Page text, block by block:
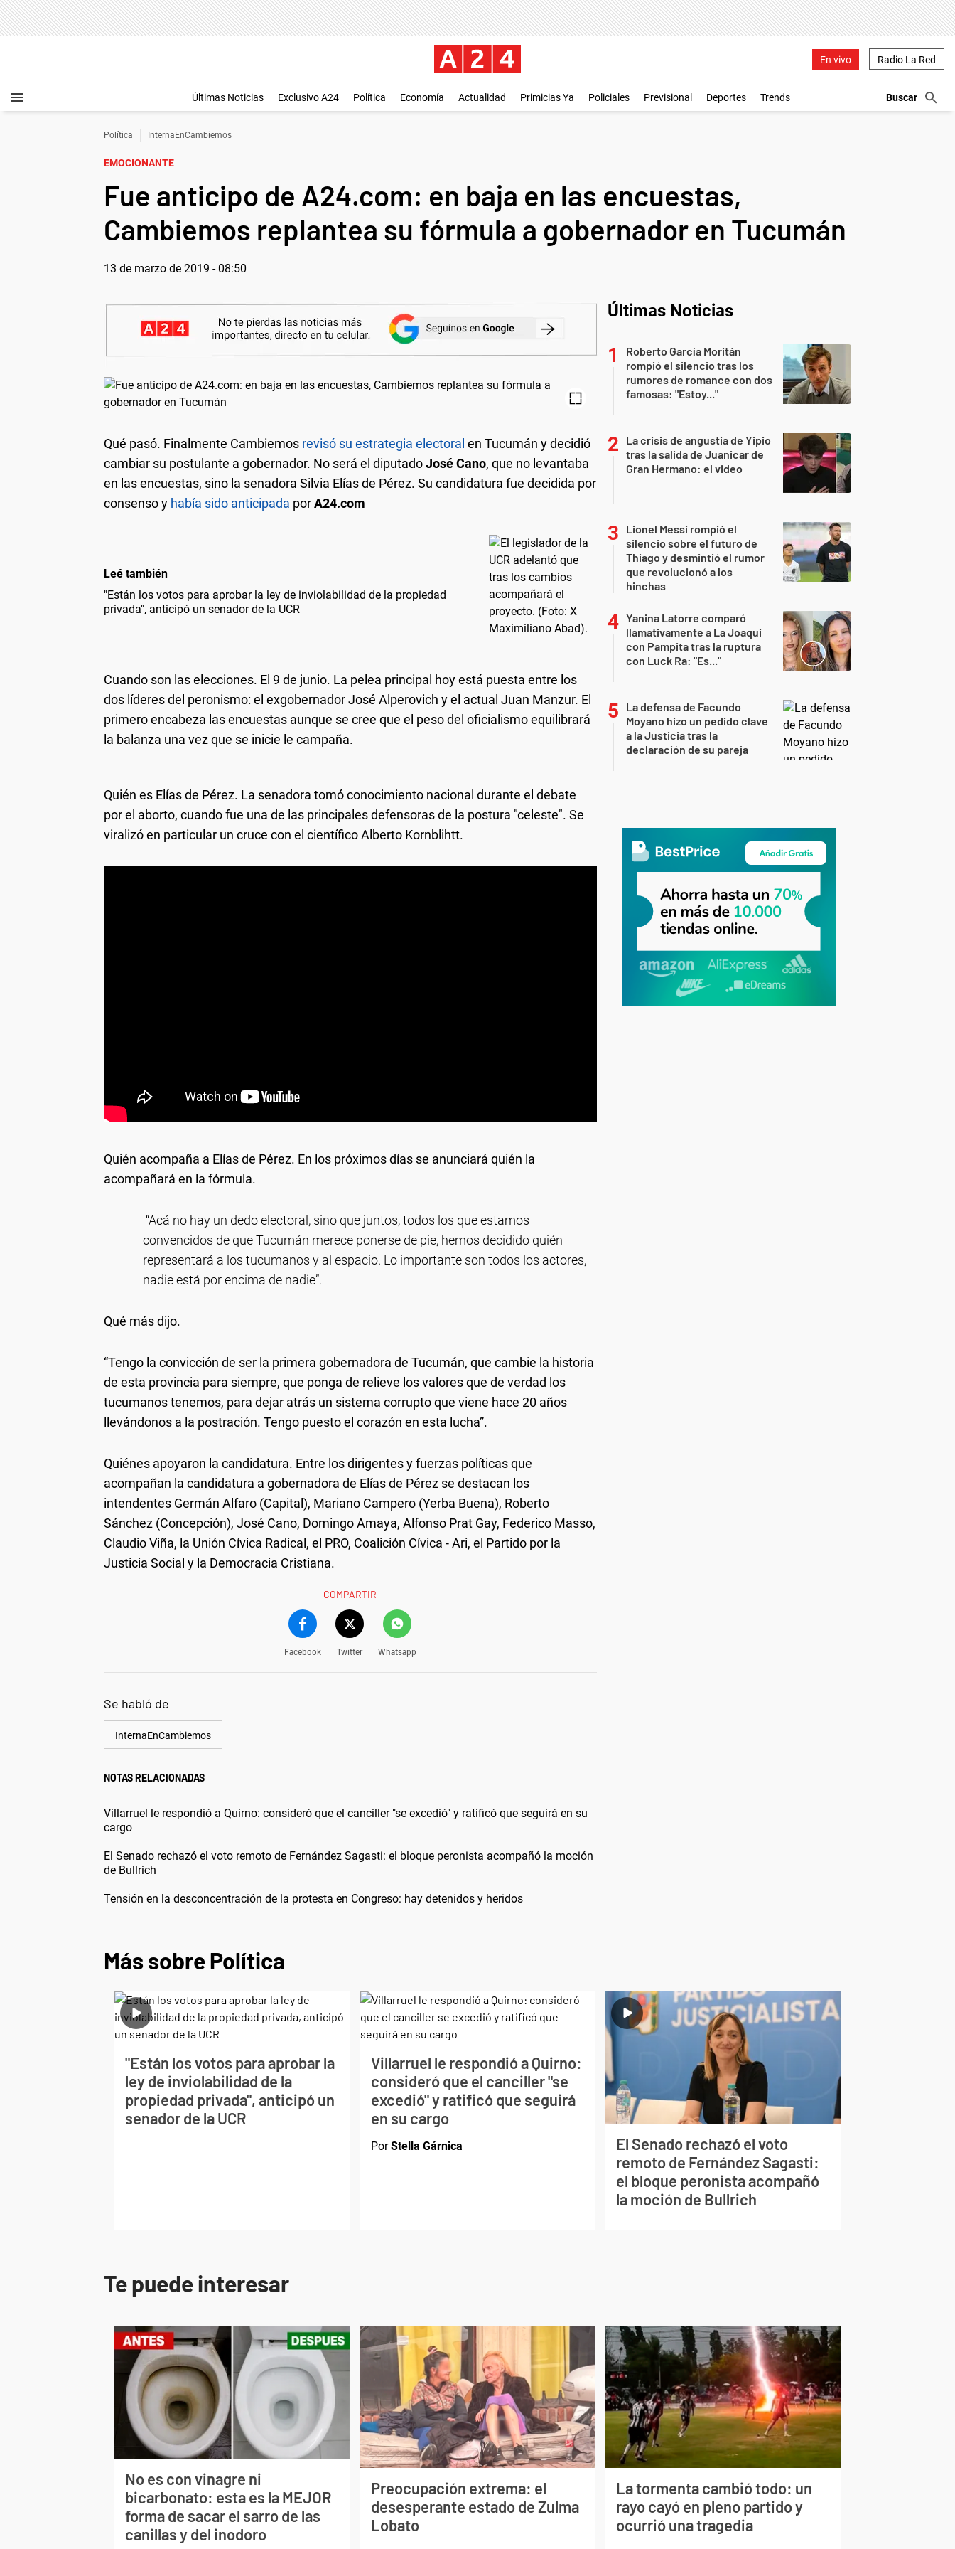
En vivo Radio La Red
Últimas Noticias Exclusivo A24 Política Economía Actualidad Primicias Ya Policiales Previsional Deportes Trends
Política InternaEnCambiemos
EMOCIONANTE
Fue anticipo de A24.com: en baja en las encuestas,
Cambiemos replantea su fórmula a gobernador en Tucumán
13 de marzo de 2019 - 08:50
Qué pasó. Finalmente Cambiemos revisó su estrategia electoral en Tucumán y decidió
cambiar su postulante a gobernador. No será el diputadoJosé Cano, que no levantaba
en las encuestas, sino la senadora Silvia Elías de Pérez. Su candidatura fue decidida por
consenso y había sido anticipada porA24.com
Leé también
"Están los votos para aprobar la ley de inviolabilidad de la propiedad
privada", anticipó un senador de la UCR
Cuando son las elecciones. El 9 de junio. La pelea principal hoy está puesta entre los
dos líderes del peronismo: el exgobernador José Alperovich y el actual Juan Manzur. El
primero encabeza las encuestas aunque se cree que el peso del oficialismo equilibrará
la balanza una vez que se inicie le campaña.
Quién es Elías de Pérez. La senadora tomó conocimiento nacional durante el debate
por el aborto, cuando fue una de las principales defensoras de la postura "celeste". Se
viralizó en particular un cruce con el científico Alberto Kornblihtt.
Quién acompaña a Elías de Pérez. En los próximos días se anunciará quién la
acompañará en la fórmula.
“Acá no hay un dedo electoral, sino que juntos, todos los que estamos
convencidos de que Tucumán merece ponerse de pie, hemos decidido quién
representará a los tucumanos y al espacio. Lo importante son todos los actores,
nadie está por encima de nadie”.
Qué más dijo.
“Tengo la convicción de ser la primera gobernadora de Tucumán, que cambie la historia
de esta provincia para siempre, que ponga de relieve los valores que de verdad los
tucumanos tenemos, para dejar atrás un sistema corrupto que viene hace 20 años
llevándonos a la postración. Tengo puesto el corazón en esta lucha”.
Quiénes apoyaron la candidatura. Entre los dirigentes y fuerzas políticas que
acompañan la candidatura a gobernadora de Elías de Pérez se destacan los
intendentes Germán Alfaro (Capital), Mariano Campero (Yerba Buena), Roberto
Sánchez (Concepción), José Cano, Domingo Amaya, Alfonso Prat Gay, Federico Masso,
Claudio Viña, la Unión Cívica Radical, el PRO, Coalición Cívica - Ari, el Partido por la
Justicia Social y la Democracia Cristiana.
COMPARTIR
Facebook Twitter Whatsapp
Se habló de
InternaEnCambiemos
NOTAS RELACIONADAS
Villarruel le respondió a Quirno: consideró que el canciller "se excedió" y ratificó que seguirá en su
cargo
El Senado rechazó el voto remoto de Fernández Sagasti: el bloque peronista acompañó la moción
de Bullrich
Tensión en la desconcentración de la protesta en Congreso: hay detenidos y heridos
Últimas Noticias
Roberto García Moritán
rompió el silencio tras los
rumores de romance con dos
famosas: "Estoy..."
La crisis de angustia de Yipio
tras la salida de Juanicar de
Gran Hermano: el video
Lionel Messi rompió el
silencio sobre el futuro de
Thiago y desmintió el rumor
que revolucionó a los
hinchas
Yanina Latorre comparó
llamativamente a La Joaqui
con Pampita tras la ruptura
con Luck Ra: "Es..."
La defensa de Facundo
Moyano hizo un pedido clave
a la Justicia tras la
declaración de su pareja
Más sobre Política
"Están los votos para aprobar la
ley de inviolabilidad de la
propiedad privada", anticipó un
senador de la UCR
Villarruel le respondió a Quirno:
consideró que el canciller "se
excedió" y ratificó que seguirá
en su cargo
PorStella Gárnica
El Senado rechazó el voto
remoto de Fernández Sagasti:
el bloque peronista acompañó
la moción de Bullrich
Te puede interesar
No es con vinagre ni
bicarbonato: esta es la MEJOR
forma de sacar el sarro de las
canillas y del inodoro
Preocupación extrema: el
desesperante estado de Zulma
Lobato
La tormenta cambió todo: un
rayo cayó en pleno partido y
ocurrió una tragedia